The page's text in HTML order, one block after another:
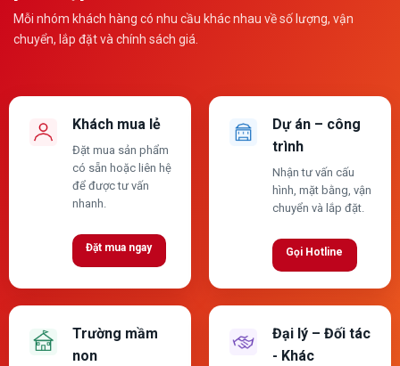
Mỗi nhóm khách hàng có nhu cầu khác nhau về số lượng, vận
chuyển, lắp đặt và chính sách giá.
Khách mua lẻ
Đặt mua sản phẩm
có sẵn hoặc liên hệ
để được tư vấn
nhanh.
Đặt mua ngay
Dự án – công
trình
Nhận tư vấn cấu
hình, mặt bằng, vận
chuyển và lắp đặt.
Gọi Hotline
Trường mầm
non
Đại lý – Đối tác
- Khác